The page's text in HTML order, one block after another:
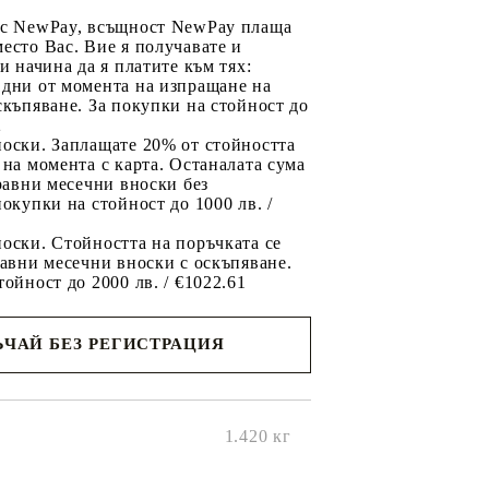
NewPay, всъщност NewPay плаща
Вас. Вие я получавате и
начина да я платите към тях:
от момента на изпращане на
За покупки на стойност до
Заплащате 20% от стойността
момента с карта. Останалата сума
месечни вноски без
на стойност до 1000 лв. /
Стойността на поръчката се
месечни вноски с оскъпяване.
до 2000 лв. / €1022.61
БЕЗ РЕГИСТРАЦИЯ
1.420 кг